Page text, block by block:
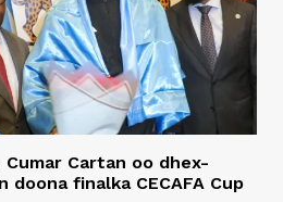
Cumar Cartan oo dhex-
doona finalka CECAFA Cup